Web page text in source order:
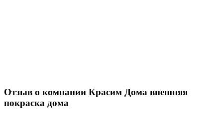
Отзыв о компании Красим Дома внешняя
покраска дома